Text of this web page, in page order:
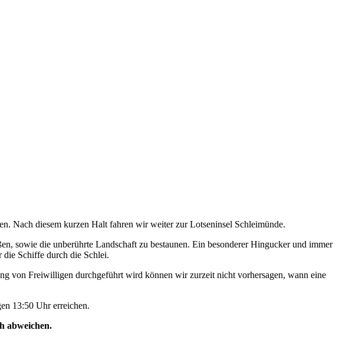
Nach diesem kurzen Halt fahren wir weiter zur Lotseninsel Schleimünde.
sowie die unberührte Landschaft zu bestaunen. Ein besonderer Hingucker und immer
die Schiffe durch die Schlei.
von Freiwilligen durchgeführt wird können wir zurzeit nicht vorhersagen, wann eine
13:50 Uhr erreichen.
abweichen.